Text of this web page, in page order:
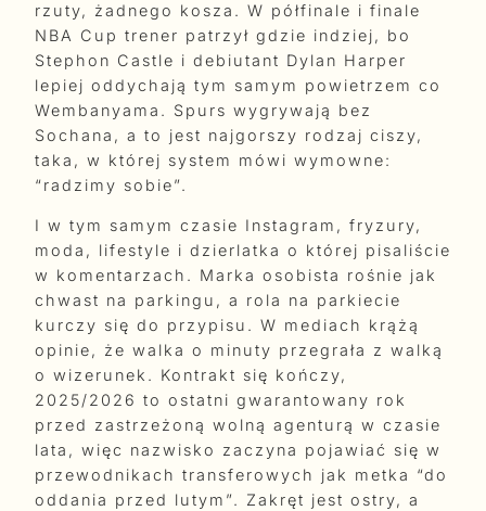
rzuty, żadnego kosza. W półfinale i finale
NBA Cup trener patrzył gdzie indziej, bo
Stephon Castle i debiutant Dylan Harper
lepiej oddychają tym samym powietrzem co
Wembanyama. Spurs wygrywają bez
Sochana, a to jest najgorszy rodzaj ciszy,
taka, w której system mówi wymowne:
“radzimy sobie”.
I w tym samym czasie Instagram, fryzury,
moda, lifestyle i dzierlatka o której pisaliście
w komentarzach. Marka osobista rośnie jak
chwast na parkingu, a rola na parkiecie
kurczy się do przypisu. W mediach krążą
opinie, że walka o minuty przegrała z walką
o wizerunek. Kontrakt się kończy,
2025/2026 to ostatni gwarantowany rok
przed zastrzeżoną wolną agenturą w czasie
lata, więc nazwisko zaczyna pojawiać się w
przewodnikach transferowych jak metka “do
oddania przed lutym”. Zakręt jest ostry, a